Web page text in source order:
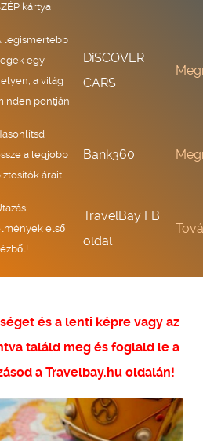
kártya
legismertebb
egy
a világ
pontján
DiSCOVER
CARS
a legjobb
árait
Bank360
első
TravelBay FB
oldal
és a lenti képre vagy az
találd meg és foglald le a
a Travelbay.hu oldalán!